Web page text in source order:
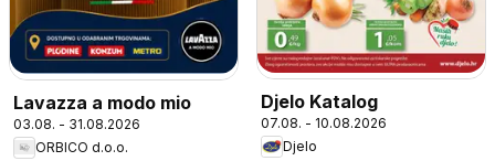
Lavazza a modo mio
03.08. - 31.08.2026
ORBICO d.o.o.
Djelo Katalog
07.08. - 10.08.2026
Djelo